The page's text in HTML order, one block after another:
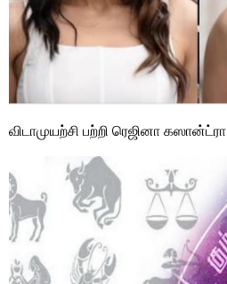
விடாமுயற்சி பற்றி ரெஜினா கஸான்ட்ரா